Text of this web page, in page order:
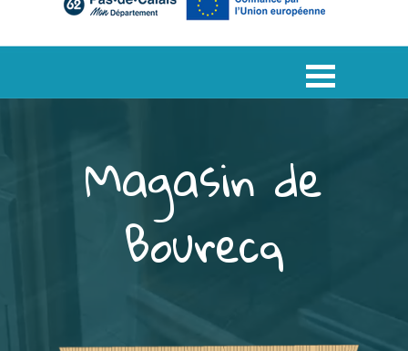
Magasin de
Bourecq